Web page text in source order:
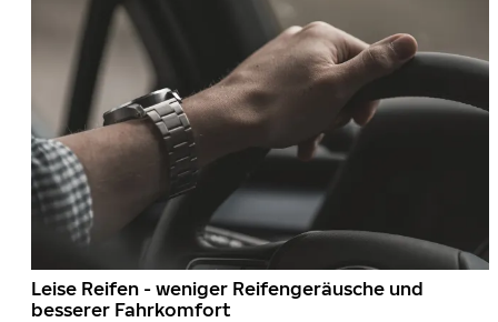
Leise Reifen - weniger Reifengeräusche und
besserer Fahrkomfort